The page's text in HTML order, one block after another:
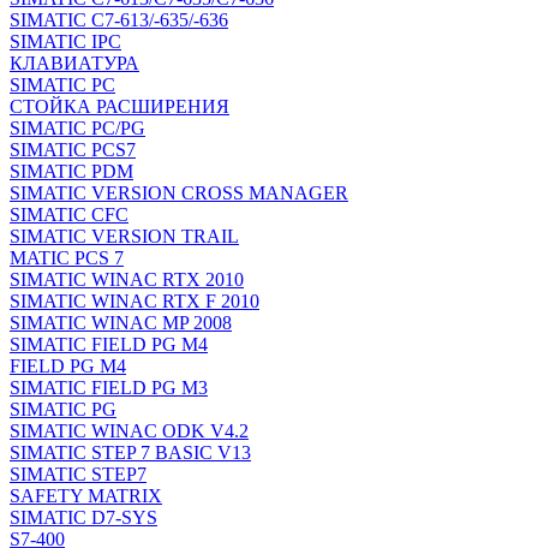
SIMATIC C7-613/-635/-636
SIMATIC IPC
КЛАВИАТУРА
SIMATIC PC
СТОЙКА РАСШИРЕНИЯ
SIMATIC PC/PG
SIMATIC PCS7
SIMATIC PDM
SIMATIC VERSION CROSS MANAGER
SIMATIC CFC
SIMATIC VERSION TRAIL
MATIC PCS 7
SIMATIC WINAC RTX 2010
SIMATIC WINAC RTX F 2010
SIMATIC WINAC MP 2008
SIMATIC FIELD PG M4
FIELD PG M4
SIMATIC FIELD PG M3
SIMATIC PG
SIMATIC WINAC ODK V4.2
SIMATIC STEP 7 BASIC V13
SIMATIC STEP7
SAFETY MATRIX
SIMATIC D7-SYS
S7-400